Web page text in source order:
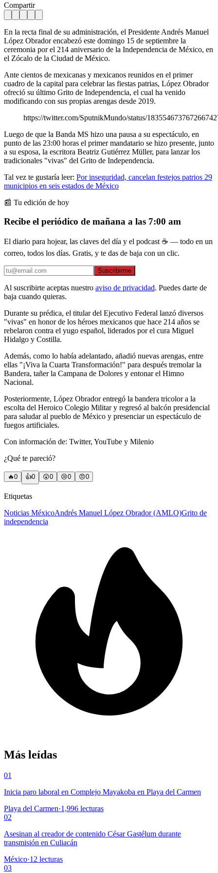
Compartir
En la recta final de su administración, el Presidente Andrés Manuel
López Obrador encabezó este domingo 15 de septiembre la
ceremonia por el 214 aniversario de la Independencia de México, en
el Zócalo de la Ciudad de México.
Ante cientos de mexicanas y mexicanos reunidos en el primer
cuadro de la capital para celebrar las fiestas patrias, López Obrador
ofreció su último Grito de Independencia, el cual ha venido
modificando con sus propias arengas desde 2019.
https://twitter.com/SputnikMundo/status/
Luego de que la Banda MS hizo una pausa a su espectáculo, en
punto de las 23:00 horas el primer mandatario se hizo presente, junto
a su esposa, la escritora Beatriz Gutiérrez Müller, para lanzar los
tradicionales "vivas" del Grito de Independencia.
Tal vez te gustaría leer: Por inseguridad, cancelan festejos patrios 29
municipios en seis estados de México
📰 Tu edición de hoy
Recibe el periódico de mañana a las 7:00 am
El diario para hojear, las claves del día y el podcast ☕ — todo en un
correo, todos los días. Gratis, y te das de baja con un clic.
Suscribirme
Al suscribirte aceptas nuestro aviso de privacidad. Puedes darte de
baja cuando quieras.
Durante su prédica, el titular del Ejecutivo Federal lanzó diversos
"vivas" en honor de los héroes mexicanos que hace 214 años se
rebelaron contra el yugo español, liderados por el cura Miguel
Hidalgo y Costilla.
Además, como lo había adelantado, añadió nuevas arengas, entre
ellas "¡Viva la Cuarta Transformación!" para después tremolar la
Bandera, tañer la Campana de Dolores y entonar el Himno
Nacional.
Posteriormente, López Obrador entregó la bandera tricolor a la
escolta del Heroico Colegio Militar y regresó al balcón presidencial
para saludar al pueblo de México y presenciar un espectáculo de
fuegos artificiales.
Con información de: Twitter, YouTube y Milenio
¿Qué te pareció?
🔥0 👍0 😲0 😢0 😠0
Etiquetas
Noticias MéxicoAndrés Manuel López Obrador (AMLO)Grito de
independencia
Más leídas
01
Inicia paro laboral en Complejo Mayakoba en Playa del Carmen
Playa del Carmen·1,996 lecturas
02
Asesinan al creador de contenido César Gastélum durante
transmisión en Culiacán
México·12 lecturas
03